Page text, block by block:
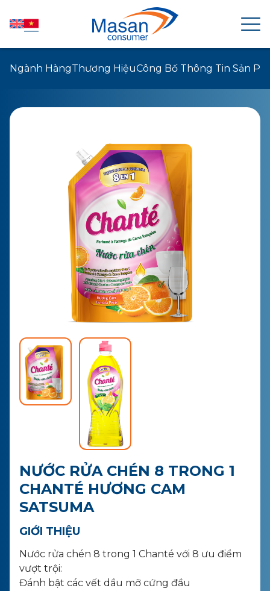
QUAN HỆ CỔ ĐÔNG
PHÁT TRIỂN BỀN VỮNG
MUA HÀNG
Ngành HàngThương HiệuCông Bố Thông Tin Sản
NƯỚC RỬA CHÉN 8 TRONG 1
CHANTÉ HƯƠNG CAM
SATSUMA
GIỚI THIỆU
Nước rửa chén 8 trong 1 Chanté với 8 ưu điểm
vượt trội:
Đánh bật các vết dầu mỡ cứng đầu